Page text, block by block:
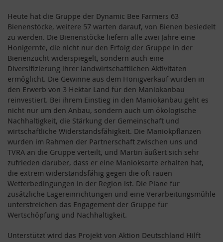
Heute hat die Gruppe der Dynamic Bee Farmers 63
Bienenstöcke, weitere 57 warten darauf, von Bienen besiedelt
zu werden. Die Bienenstöcke liefern alle zwei Jahre eine
Honigernte, die nicht nur den Erfolg der Gruppe in der
Bienenzucht widerspiegelt, sondern auch eine
Diversifizierung ihrer landwirtschaftlichen Aktivitäten
ermöglicht. Die Gewinne aus dem Honigverkauf wurden in
den Erwerb von 3 Hektar Land für den Maniokanbau
reinvestiert. Bei ihrem Einstieg in den Maniokanbau geht es
nicht nur um den Anbau, sondern auch um ökologische
Nachhaltigkeit, die Stärkung der Gemeinschaft und
wirtschaftliche Widerstandsfähigkeit. Die Maniokpflanzen
wurden im Rahmen der Partnerschaft zwischen uns und
TVRA an die Gruppe verteilt, und Martin äußert sich sehr
zufrieden darüber, dass er eine Manioksorte erhalten hat,
die extrem widerstandsfähig gegen die oft rauen
Wetterbedingungen in der Region ist. Die Pläne für
zusätzliche Lagereinrichtungen und eine Verarbeitungsmühle
unterstreichen das Engagement der Gruppe für
Wertschöpfung und Nachhaltigkeit.
Unterstützt wird das Projekt von Aktion Deutschland Hilft